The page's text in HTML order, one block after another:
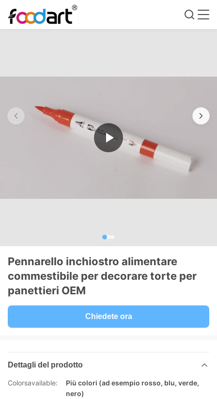
Pennarello inchiostro alimentare
commestibile per decorare torte per
panettieri OEM
Chiedete ora
Dettagli del prodotto
Colorsavailable:
Più colori (ad esempio rosso, blu, verde,
nero)